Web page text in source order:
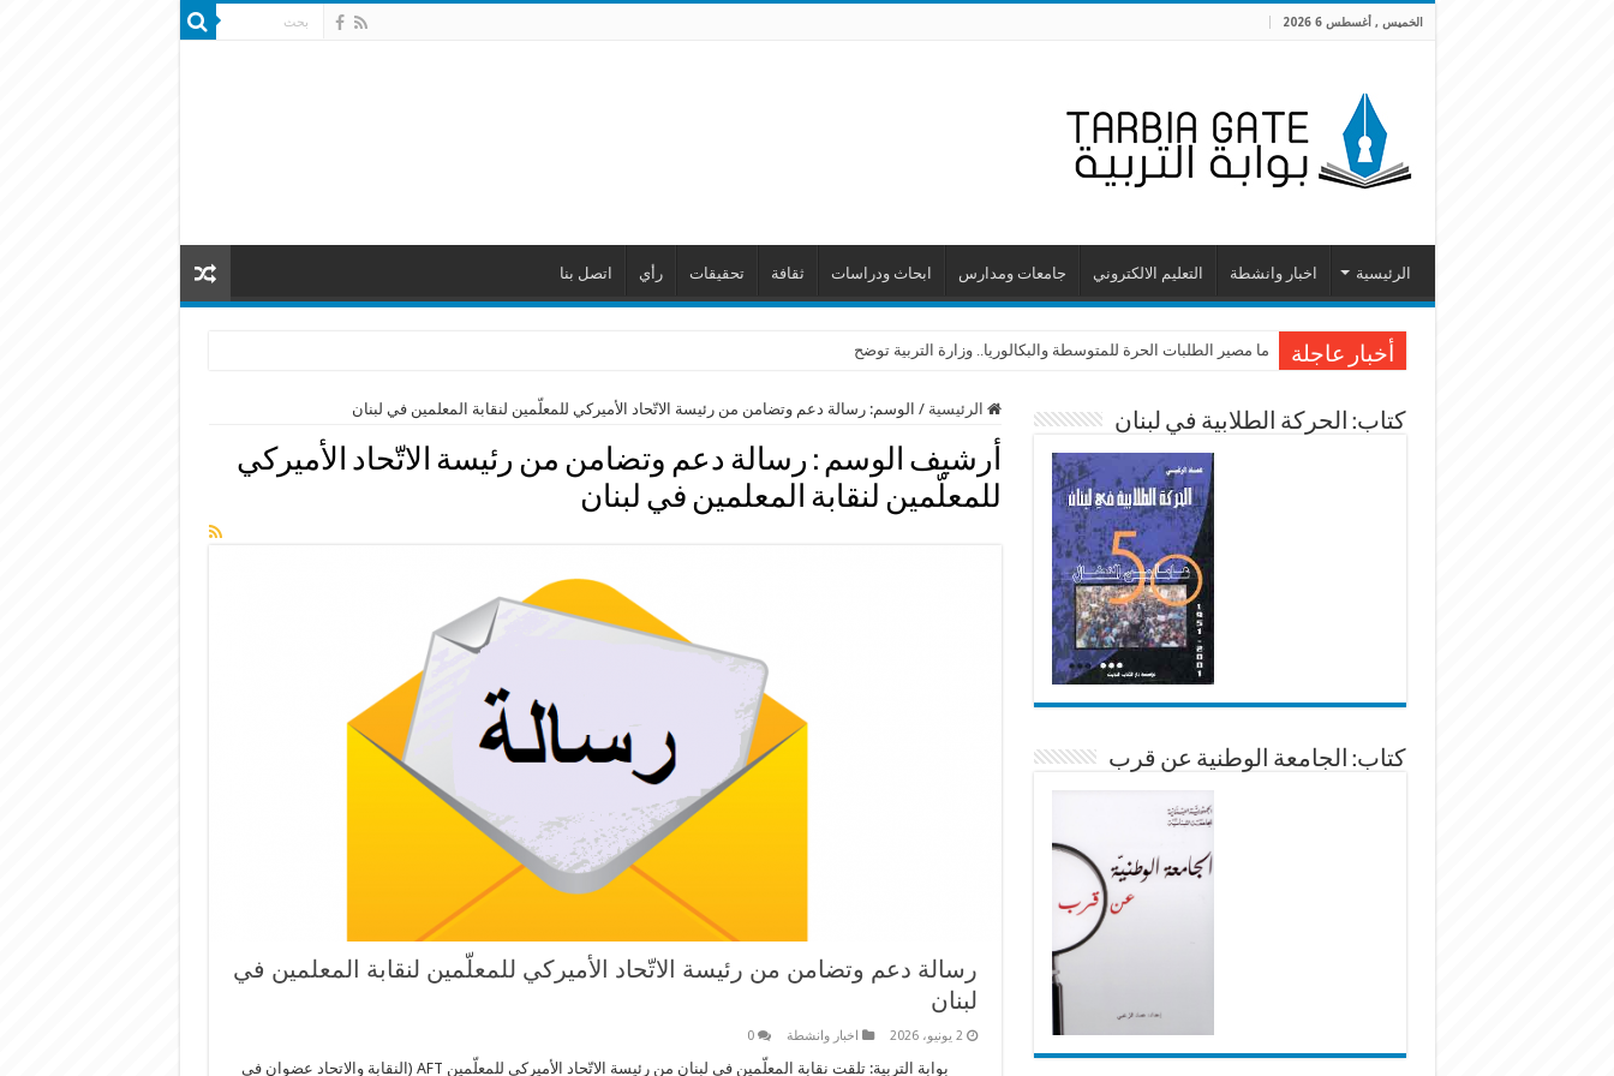
الخميس , أغسطس 6 2026
الرئيسية اخبار وانشطة التعليم الالكتروني جامعات ومدارس ابحاث ودراسات ثقافة تحقيقات رأي اتصل بنا
أخبار عاجلة ما مصير الطلبات الحرة للمتوسطة والبكالوريا.. وزارة التربية توضح
الرئيسية / الوسم:رسالة دعم وتضامن من رئيسة الاتّحاد الأميركي للمعلّمين لنقابة المعلمين في لبنان
أرشيف الوسم : رسالة دعم وتضامن من رئيسة الاتّحاد الأميركي
للمعلّمين لنقابة المعلمين في لبنان
رسالة دعم وتضامن من رئيسة الاتّحاد الأميركي للمعلّمين لنقابة المعلمين في
لبنان
2 يونيو، 2026 اخبار وانشطة 0
بوابة التربية: تلقت نقابة المعلّمين في لبنان من رئيسة الاتّحاد الأميركي للمعلّمين AFT (النقابة والاتحاد عضوان في
كتاب: الحركة الطلابية في لبنان
كتاب: الجامعة الوطنية عن قرب